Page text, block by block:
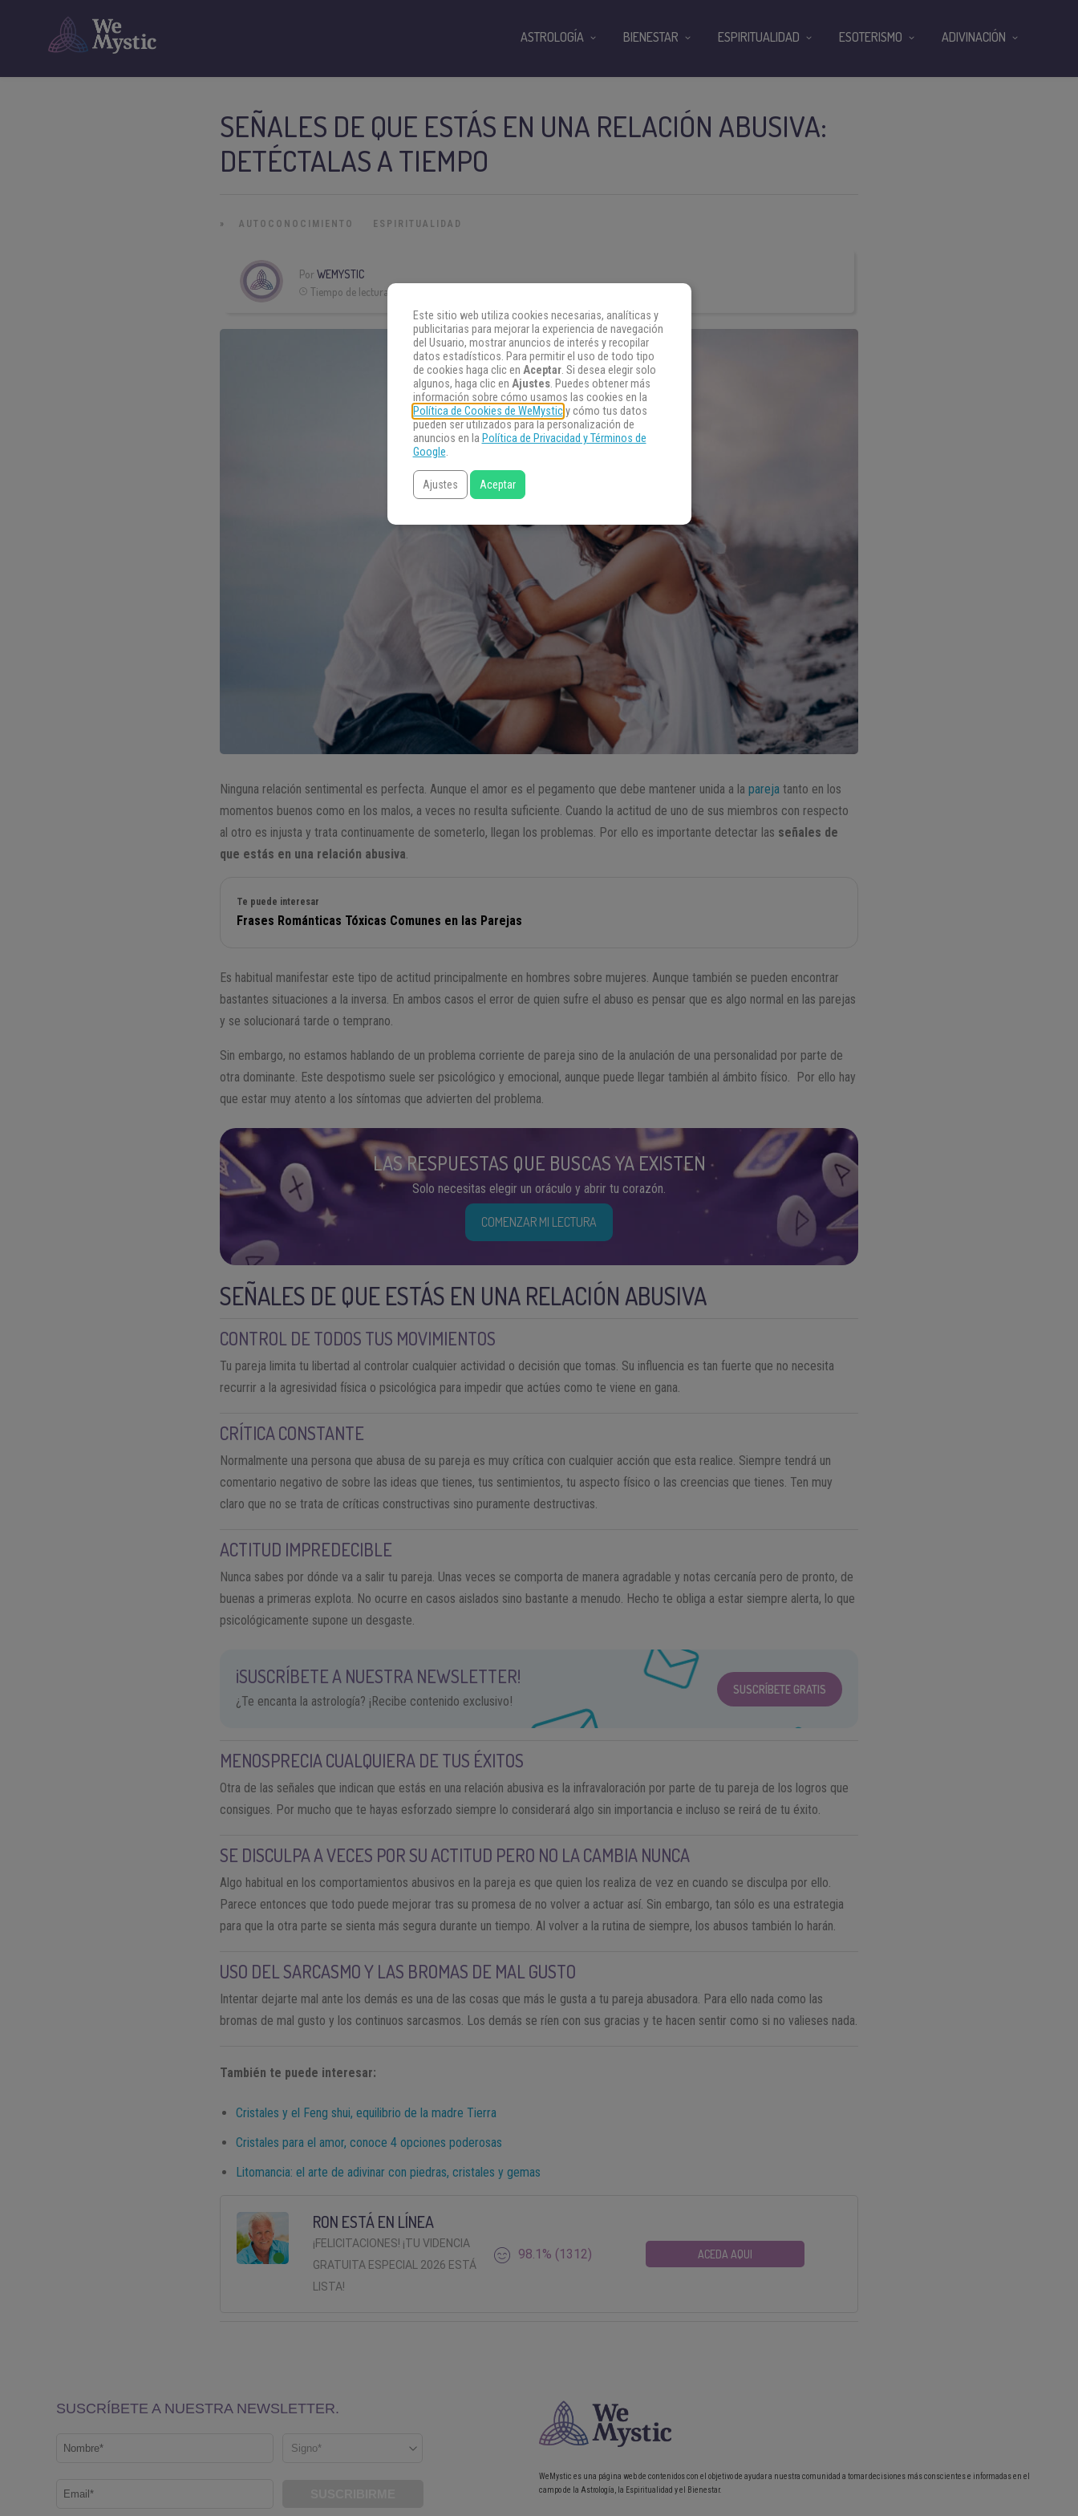
SEÑALES DE QUE ESTÁS EN UNA RELACIÓN ABUSIVA:
DETÉCTALAS A TIEMPO
» AUTOCONOCIMIENTO ESPIRITUALIDAD
Por WEMYSTIC
Tiempo de lectura:
Ninguna relación sentimental es perfecta. Aunque el amor es el pegamento que debe mantener unida a lapareja tanto en los
momentos buenos como en los malos, a veces no resulta suficiente. Cuando la actitud de uno de sus miembros con respecto
al otro es injusta y trata continuamente de someterlo, llegan los problemas. Por ello es importante detectar las señales de
que estás en una relación abusiva.
Te puede interesar
Frases Románticas Tóxicas Comunes en las Parejas
Es habitual manifestar este tipo de actitud principalmente en hombres sobre mujeres. Aunque también se pueden encontrar
bastantes situaciones a la inversa. En ambos casos el error de quien sufre el abuso es pensar que es algo normal en las parejas
y se solucionará tarde o temprano.
Sin embargo, no estamos hablando de un problema corriente de pareja sino de la anulación de una personalidad por parte de
otra dominante. Este despotismo suele ser psicológico y emocional, aunque puede llegar también al ámbito físico. Por ello hay
que estar muy atento a los síntomas que advierten del problema.
LAS RESPUESTAS QUE BUSCAS YA EXISTEN
Solo necesitas elegir un oráculo y abrir tu corazón.
COMENZAR MI LECTURA
SEÑALES DE QUE ESTÁS EN UNA RELACIÓN ABUSIVA
CONTROL DE TODOS TUS MOVIMIENTOS
Tu pareja limita tu libertad al controlar cualquier actividad o decisión que tomas. Su influencia es tan fuerte que no necesita
recurrir a la agresividad física o psicológica para impedir que actúes como te viene en gana.
CRÍTICA CONSTANTE
Normalmente una persona que abusa de su pareja es muy crítica con cualquier acción que esta realice. Siempre tendrá un
comentario negativo de sobre las ideas que tienes, tus sentimientos, tu aspecto físico o las creencias que tienes. Ten muy
claro que no se trata de críticas constructivas sino puramente destructivas.
ACTITUD IMPREDECIBLE
Nunca sabes por dónde va a salir tu pareja. Unas veces se comporta de manera agradable y notas cercanía pero de pronto, de
buenas a primeras explota. No ocurre en casos aislados sino bastante a menudo. Hecho te obliga a estar siempre alerta, lo que
psicológicamente supone un desgaste.
¡SUSCRÍBETE A NUESTRA NEWSLETTER!
¿Te encanta la astrología? ¡Recibe contenido exclusivo!
SUSCRÍBETE GRATIS
MENOSPRECIA CUALQUIERA DE TUS ÉXITOS
Otra de las señales que indican que estás en una relación abusiva es la infravaloración por parte de tu pareja de los logros que
consigues. Por mucho que te hayas esforzado siempre lo considerará algo sin importancia e incluso se reirá de tu éxito.
SE DISCULPA A VECES POR SU ACTITUD PERO NO LA CAMBIA NUNCA
Algo habitual en los comportamientos abusivos en la pareja es que quien los realiza de vez en cuando se disculpa por ello.
Parece entonces que todo puede mejorar tras su promesa de no volver a actuar así. Sin embargo, tan sólo es una estrategia
para que la otra parte se sienta más segura durante un tiempo. Al volver a la rutina de siempre, los abusos también lo harán.
USO DEL SARCASMO Y LAS BROMAS DE MAL GUSTO
Intentar dejarte mal ante los demás es una de las cosas que más le gusta a tu pareja abusadora. Para ello nada como las
bromas de mal gusto y los continuos sarcasmos. Los demás se ríen con sus gracias y te hacen sentir como si no valieses nada.
También te puede interesar:
Cristales y el Feng shui, equilibrio de la madre Tierra
Cristales para el amor, conoce 4 opciones poderosas
Litomancia: el arte de adivinar con piedras, cristales y gemas
RON ESTÁ EN LÍNEA
¡FELICITACIONES! ¡TU VIDENCIA
GRATUITA ESPECIAL 2026 ESTÁ
LISTA!
98.1% (1312) ACEDA AQUI
ASTROLOGÍA BIENESTAR ESPIRITUALIDAD ESOTERISMO ADIVINACIÓN
WeMystic es una página web de contenidos con el objetivo de ayudar a nuestra comunidad a tomar decisiones más conscientes e informadas en el
campo de la Astrología, la Espiritualidad y el Bienestar.
Este sitio web utiliza cookies necesarias, analíticas y
publicitarias para mejorar la experiencia de navegación
del Usuario, mostrar anuncios de interés y recopilar
datos estadísticos. Para permitir el uso de todo tipo
de cookies haga clic en Aceptar. Si desea elegir solo
algunos, haga clic en Ajustes. Puedes obtener más
información sobre cómo usamos las cookies en la
Política de Cookies de WeMysticy cómo tus datos
pueden ser utilizados para la personalización de
anuncios en la Política de Privacidad y Términos de
Google.
Ajustes Aceptar